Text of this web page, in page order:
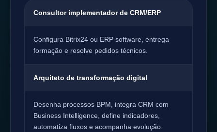
Consultor implementador de CRM/ERP
Configura Bitrix24 ou ERP software, entrega
formação e resolve pedidos técnicos.
Arquiteto de transformação digital
Desenha processos BPM, integra CRM com
Business Intelligence, define indicadores,
automatiza fluxos e acompanha evolução.